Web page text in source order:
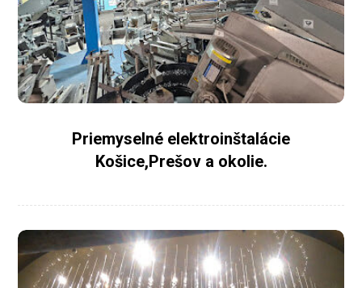
Priemyselné elektroinštalácie
Košice,Prešov a okolie.